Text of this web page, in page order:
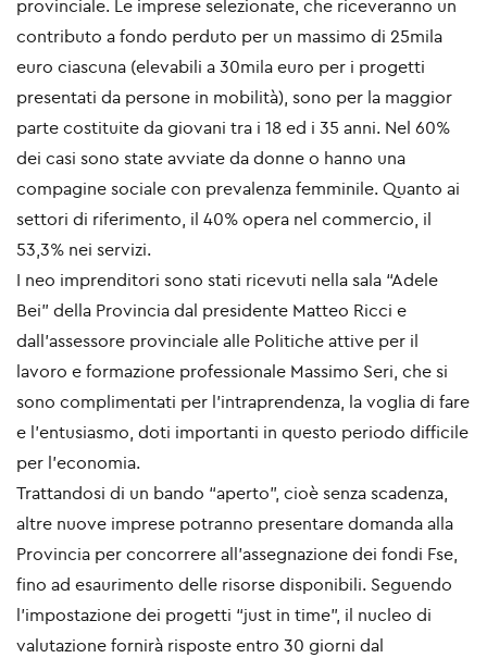
provinciale. Le imprese selezionate, che riceveranno un
contributo a fondo perduto per un massimo di 25mila
euro ciascuna (elevabili a 30mila euro per i progetti
presentati da persone in mobilità), sono per la maggior
parte costituite da giovani tra i 18 ed i 35 anni. Nel 60%
dei casi sono state avviate da donne o hanno una
compagine sociale con prevalenza femminile. Quanto ai
settori di riferimento, il 40% opera nel commercio, il
53,3% nei servizi.
I neo imprenditori sono stati ricevuti nella sala “Adele
Bei” della Provincia dal presidente Matteo Ricci e
dall’assessore provinciale alle Politiche attive per il
lavoro e formazione professionale Massimo Seri, che si
sono complimentati per l’intraprendenza, la voglia di fare
e l’entusiasmo, doti importanti in questo periodo difficile
per l’economia.
Trattandosi di un bando “aperto”, cioè senza scadenza,
altre nuove imprese potranno presentare domanda alla
Provincia per concorrere all’assegnazione dei fondi Fse,
fino ad esaurimento delle risorse disponibili. Seguendo
l’impostazione dei progetti “just in time”, il nucleo di
valutazione fornirà risposte entro 30 giorni dal